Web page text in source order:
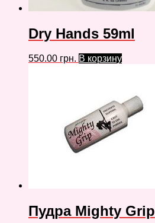
Dry Hands 59ml
550.00 грн. В корзину
Пудра Mighty Grip